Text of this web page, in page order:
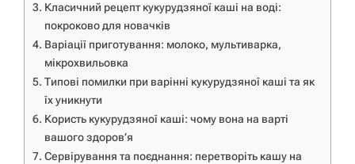
Класичний рецепт кукурудзяної каші на воді:
покроково для новачків
Варіації приготування: молоко, мультиварка,
мікрохвильовка
Типові помилки при варінні кукурудзяної каші та як
їх уникнути
Користь кукурудзяної каші: чому вона на варті
вашого здоров’я
Сервірування та поєднання: перетворіть кашу на